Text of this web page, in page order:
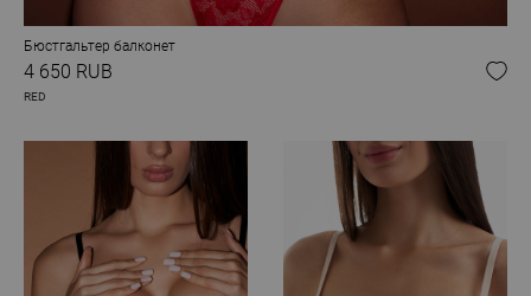
Бюстгальтер балконет
4 650 RUB
RED